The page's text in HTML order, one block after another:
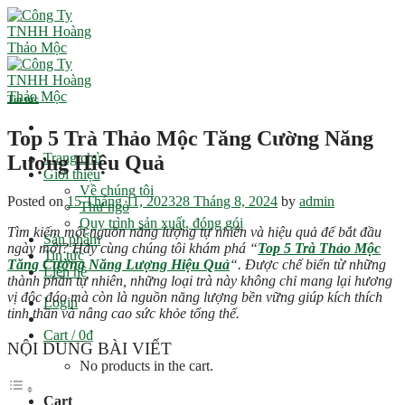
Skip
to
content
Trang chủ
Giới thiệu
Về chúng tôi
Thư ngỏ
Quy trình sản xuất, đóng gói
Sản phẩm
Tin tức
Liên hệ
Login
Cart /0₫
No products in the cart.
Cart
Tin tức
Top 5 Trà Thảo Mộc Tăng Cường Năng
Lượng Hiệu Quả
Posted on15 Tháng 11, 202328 Tháng 8, 2024 by admin
Tìm kiếm một nguồn năng lượng tự nhiên và hiệu quả để bắt đầu
ngày mới? Hãy cùng chúng tôi khám phá “Top 5 Trà Thảo Mộc
Tăng Cường Năng Lượng Hiệu Quả“. Được chế biến từ những
thành phần tự nhiên, những loại trà này không chỉ mang lại hương
vị độc đáo mà còn là nguồn năng lượng bền vững giúp kích thích
tinh thần và nâng cao sức khỏe tổng thể.
NỘI DUNG BÀI VIẾT